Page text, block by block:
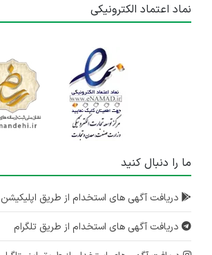
نماد اعتماد الکترونیکی
ما را دنبال کنید
دریافت آگهی های استخدام از طریق اپلیکیشن
دریافت آگهی های استخدام از طریق تلگرام